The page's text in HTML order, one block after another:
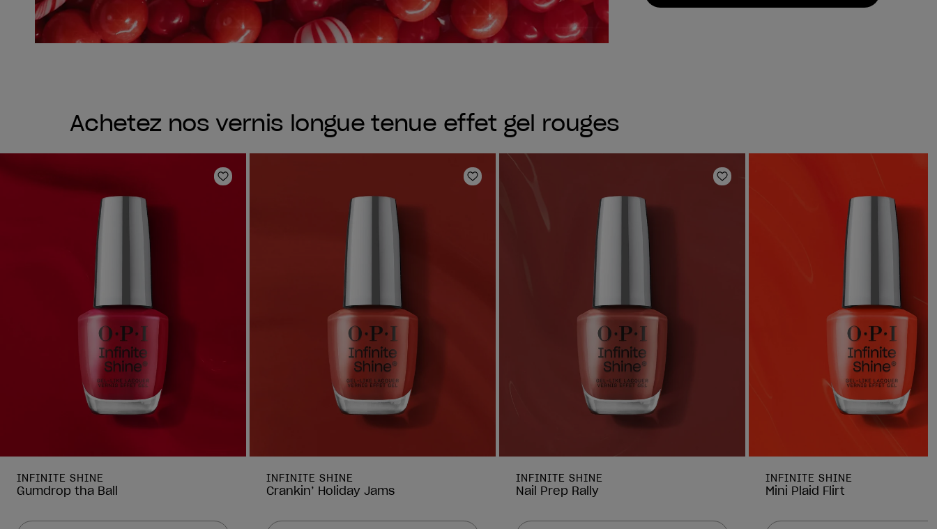
Achetez nos vernis longue tenue effet gel rouges
Ajouter aux favoris
INFINITE SHINE
Gumdrop tha Ball
Ajouter aux favoris
INFINITE SHINE
Crankin’ Holiday Jams
Ajouter aux favoris
INFINITE SHINE
Nail Prep Rally
INFINITE SHINE
Mini Plaid Flirt